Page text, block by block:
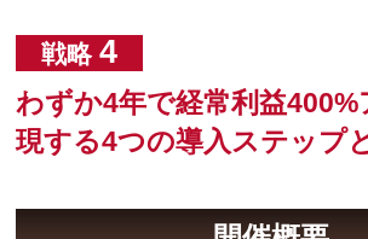
戦略 4
わずか4年で経常利益
現する4つの導入ステップ